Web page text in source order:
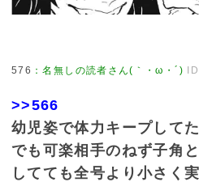
576 ：名無しの読者さん(｀・ω・´)
>>566
幼児姿で体力キープして
でも可楽相手のねず子角
してても全号より小さく